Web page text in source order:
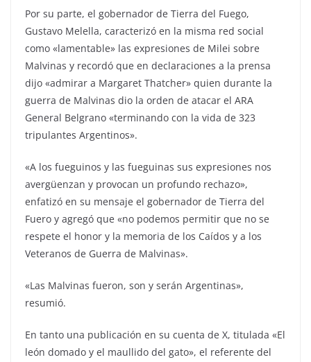
Por su parte, el gobernador de Tierra del Fuego,
Gustavo Melella, caracterizó en la misma red social
como «lamentable» las expresiones de Milei sobre
Malvinas y recordó que en declaraciones a la prensa
dijo «admirar a Margaret Thatcher» quien durante la
guerra de Malvinas dio la orden de atacar el ARA
General Belgrano «terminando con la vida de 323
tripulantes Argentinos».
«A los fueguinos y las fueguinas sus expresiones nos
avergüenzan y provocan un profundo rechazo»,
enfatizó en su mensaje el gobernador de Tierra del
Fuero y agregó que «no podemos permitir que no se
respete el honor y la memoria de los Caídos y a los
Veteranos de Guerra de Malvinas».
«Las Malvinas fueron, son y serán Argentinas»,
resumió.
En tanto una publicación en su cuenta de X, titulada «El
león domado y el maullido del gato», el referente del